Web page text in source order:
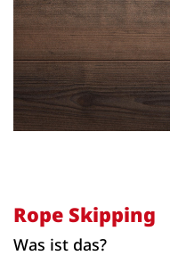
Rope Skipping
Was ist das?